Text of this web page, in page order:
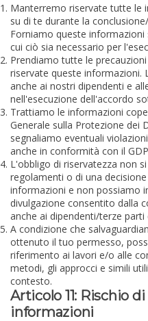
Manterremo riservate tutte le
su di te durante la
Forniamo queste
cui ciò sia necessario per
Prendiamo tutte le
riservate queste informazioni.
anche ai nostri dipendenti e
nell'esecuzione dell'accordo
Trattiamo le informazioni
Generale sulla Protezione dei
segnaliamo eventuali
anche in conformità con il
L'obbligo di riservatezza non
regolamenti o di una
informazioni e non possiamo
divulgazione consentito dalla
anche ai dipendenti/terze
A condizione che
ottenuto il tuo permesso,
riferimento ai lavori e/o alle
metodi, gli approcci e simili
contesto.
Articolo 11: Rischio
informazioni